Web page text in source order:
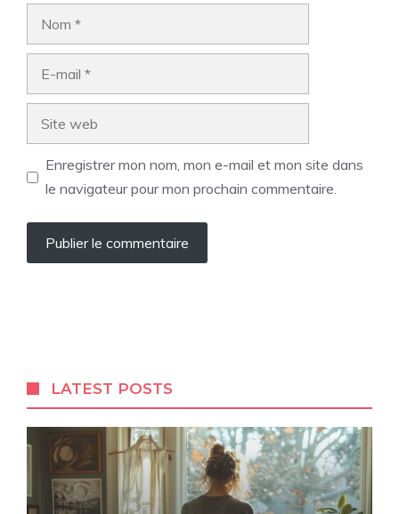
Enregistrer mon nom, mon e-mail et mon site dans
le navigateur pour mon prochain commentaire.
LATEST POSTS